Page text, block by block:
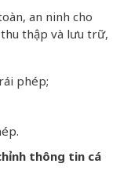
an ninh cho
thập và lưu trữ,
phép;
thông tin cá